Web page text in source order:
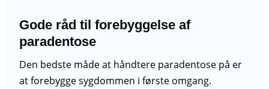
Gode råd til forebyggelse af
paradentose
Den bedste måde at håndtere paradentose på er
at forebygge sygdommen i første omgang.